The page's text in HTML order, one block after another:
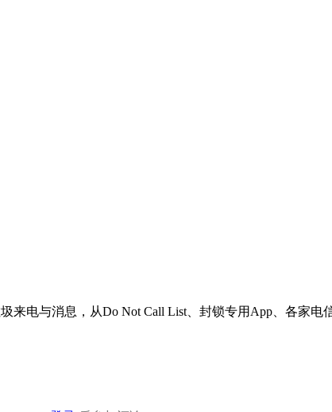
电与消息，从Do Not Call List、封锁专用App、各家电